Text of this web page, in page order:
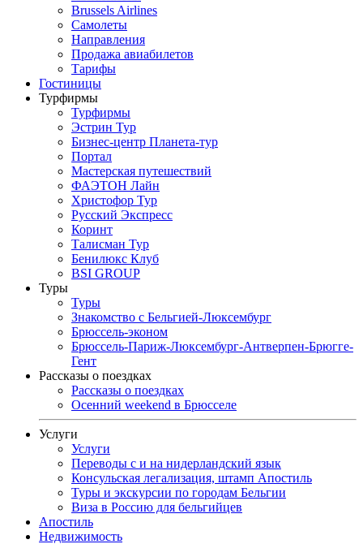
Brussels Airlines
Самолеты
Направления
Продажа авиабилетов
Тарифы
Гостиницы
Турфирмы
Турфирмы
Эстрин Тур
Бизнес-центр Планета-тур
Портал
Мастерская путешествий
ФАЭТОН Лайн
Христофор Тур
Русский Экспресс
Коринт
Талисман Тур
Бенилюкс Клуб
BSI GROUP
Туры
Туры
Знакомство с Бельгией-Люксембург
Брюссель-эконом
Брюссель-Париж-Люксембург-Антверпен-Брюгге-
Гент
Рассказы о поездках
Рассказы о поездках
Осенний weekend в Брюсселе
Услуги
Услуги
Переводы с и на нидерландский язык
Консульская легализация, штамп Апостиль
Туры и экскурсии по городам Бельгии
Виза в Россию для бельгийцев
Апостиль
Недвижимость